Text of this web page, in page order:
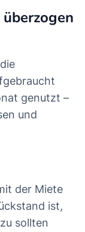
genutzt –
und
der Miete
ist,
sollten